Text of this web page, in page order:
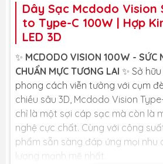
Dây Sạc Mcdodo Vision
to Type-C 100W | Hợp
LED 3D
✨ MCDODO VISION 100W - SỨC
CHUẨN MỰC TƯƠNG LAI ✨ Sở
phong cách viễn tưởng với cụm
chiều sâu 3D, Mcdodo Vision
chỉ là một sợi cáp sạc mà còn là
nghệ cực chất. Cùng với công
phẩm sẵn sàng đáp ứng mọi nhu
lượng mạnh mẽ nhất.